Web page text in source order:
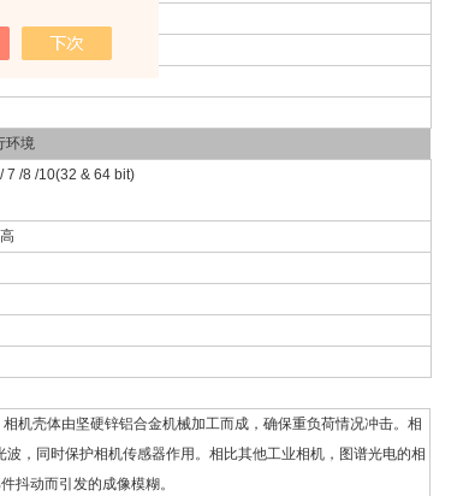
环境
7 /8 /10(32 & 64 bit)
机壳体由坚硬锌铝合金机械加工而成，确保重负荷情况冲击。相
，同时保护相机传感器作用。相比其他工业相机，图谱光电的相
抖动而引发的成像模糊。